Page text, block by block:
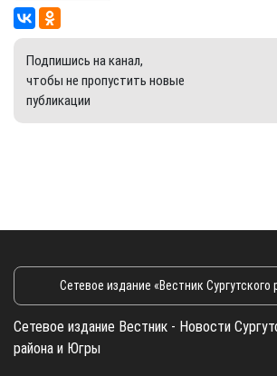
Подпишись на канал,
чтобы не пропустить новые
публикации
Сетевое издание «Вестник Сургутского
Сетевое издание Вестник - Новости
района и Югры